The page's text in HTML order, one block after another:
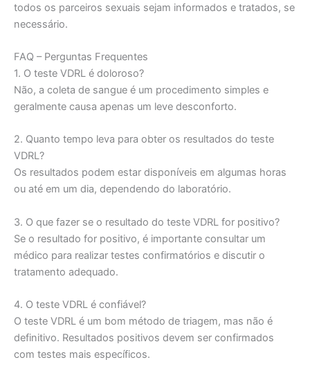
todos os parceiros sexuais sejam informados e tratados, se
necessário.
FAQ – Perguntas Frequentes
1. O teste VDRL é doloroso?
Não, a coleta de sangue é um procedimento simples e
geralmente causa apenas um leve desconforto.
2. Quanto tempo leva para obter os resultados do teste
VDRL?
Os resultados podem estar disponíveis em algumas horas
ou até em um dia, dependendo do laboratório.
3. O que fazer se o resultado do teste VDRL for positivo?
Se o resultado for positivo, é importante consultar um
médico para realizar testes confirmatórios e discutir o
tratamento adequado.
4. O teste VDRL é confiável?
O teste VDRL é um bom método de triagem, mas não é
definitivo. Resultados positivos devem ser confirmados
com testes mais específicos.